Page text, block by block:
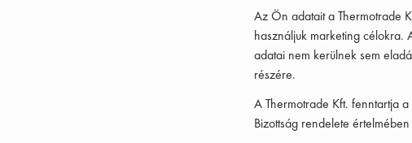
Az Ön adatait a Thermotrade
használjuk marketing célokra.
adatai nem kerülnek sem
részére.
A Thermotrade Kft. fenntartja
Bizottság rendelete